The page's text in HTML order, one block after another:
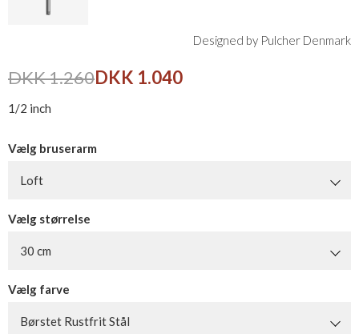
Designed by Pulcher Denmark
DKK 1.260DKK 1.040
1/2 inch
Vælg bruserarm
Loft
Vælg størrelse
30 cm
Vælg farve
Børstet Rustfrit Stål